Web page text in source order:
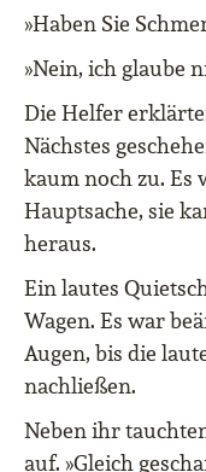
»Haben Sie
»Nein, ich glaube
Die Helfer
Nächstes
kaum noch zu. Es
Hauptsache, sie
heraus.
Ein lautes
Wagen. Es war
Augen, bis die
nachließen.
Neben ihr
auf. »Gleich